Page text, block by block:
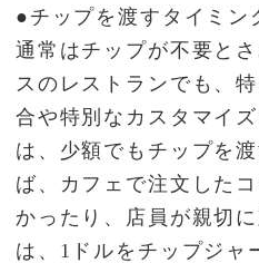
●チップを渡すタイミン
通常はチップが不要と
スのレストランでも、
合や特別なカスタマイ
は、少額でもチップを
ば、カフェで注文した
かったり、店員が親切
は、1ドルをチップジャ